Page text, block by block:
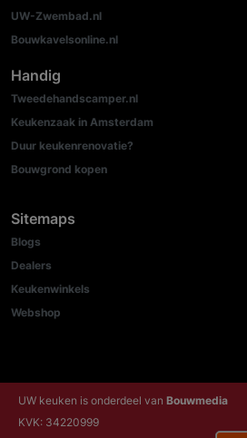
UW-Zwembad.nl
Bouwkavelsonline.nl
Handig
Tweedehandscamper.nl
Keukenzaak in Amsterdam
Duur keukenrenovatie?
Bouwgrond kopen
Sitemaps
Blogs
Dealers
Keukenwinkels
Webshop
UW keuken is onderdeel van Bouwmedia
KVK: 34220999